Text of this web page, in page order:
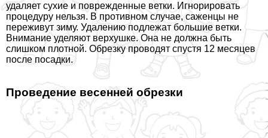
удаляет сухие и поврежденные ветки. Игнорировать
процедуру нельзя. В противном случае, саженцы не
переживут зиму. Удалению подлежат большие ветки.
Внимание уделяют верхушке. Она не должна быть
слишком плотной. Обрезку проводят спустя 12 месяцев
после посадки.
Проведение весенней обрезки